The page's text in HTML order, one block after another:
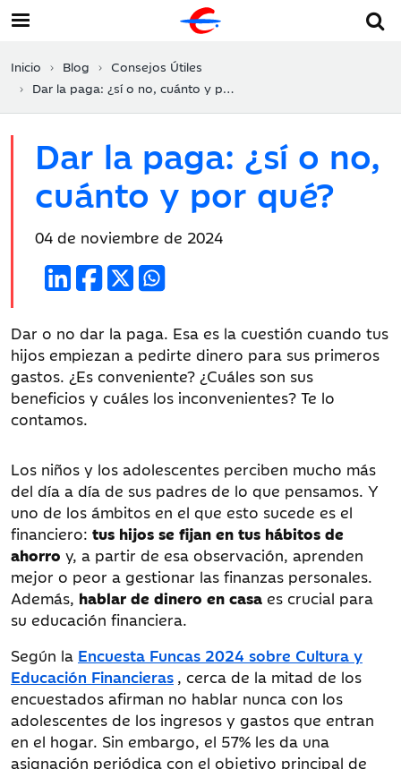
Inicio Blog
Consejos Útiles
Dar la paga: ¿sí o no, cuánto y por qué?
Dar la paga: ¿sí o no,
cuánto y por qué?
Fecha
publicación:
04 de noviembre de 2024
Dar o no dar la paga. Esa es la cuestión cuando tus
hijos empiezan a pedirte dinero para sus primeros
gastos. ¿Es conveniente? ¿Cuáles son sus
beneficios y cuáles los inconvenientes? Te lo
contamos.
Los niños y los adolescentes perciben mucho más
del día a día de sus padres de lo que pensamos. Y
uno de los ámbitos en el que esto sucede es el
financiero: tus hijos se fijan en tus hábitos de
ahorro y, a partir de esa observación, aprenden
mejor o peor a gestionar las finanzas personales.
Además, hablar de dinero en casa es crucial para
su educación financiera.
Según la Encuesta Funcas 2024 sobre Cultura y
Educación Financieras , cerca de la mitad de los
encuestados afirman no hablar nunca con los
adolescentes de los ingresos y gastos que entran
en el hogar. Sin embargo, el 57% les da una
asignación periódica con el objetivo principal de